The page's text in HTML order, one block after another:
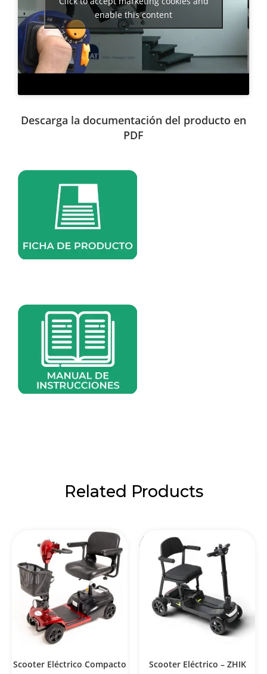
enable this content
Descarga la documentación del producto en
PDF
Related Products
Scooter Eléctrico Compacto
Scooter Eléctrico – ZHIK